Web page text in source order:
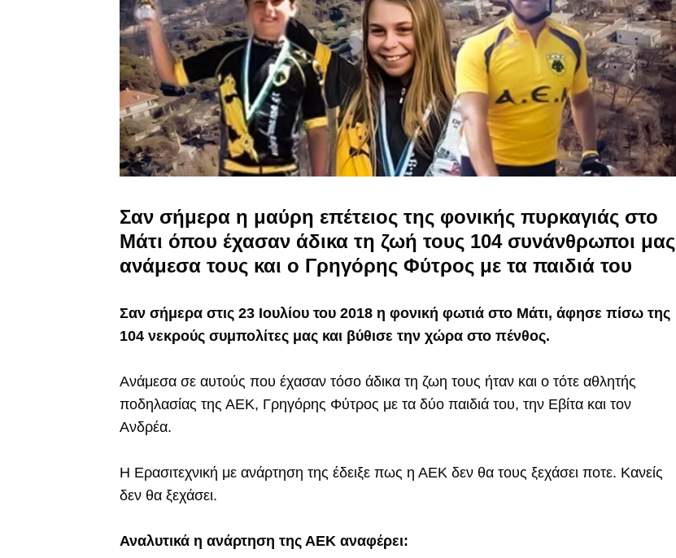
Σαν σήμερα η μαύρη επέτειος της φονικής πυρκαγιάς στο
Μάτι όπου έχασαν άδικα τη ζωή τους 104 συνάνθρωποι μας
ανάμεσα τους και ο Γρηγόρης Φύτρος με τα παιδιά του
Σαν σήμερα στις 23 Ιουλίου του 2018 η φονική φωτιά στο Μάτι, άφησε πίσω της
104 νεκρούς συμπολίτες μας και βύθισε την χώρα στο πένθος.
Ανάμεσα σε αυτούς που έχασαν τόσο άδικα τη ζωη τους ήταν και ο τότε αθλητής
ποδηλασίας της ΑΕΚ, Γρηγόρης Φύτρος με τα δύο παιδιά του, την Εβίτα και τον
Ανδρέα.
Η Ερασιτεχνική με ανάρτηση της έδειξε πως η ΑΕΚ δεν θα τους ξεχάσει ποτε. Κανείς
δεν θα ξεχάσει.
Αναλυτικά η ανάρτηση της ΑΕΚ αναφέρει: